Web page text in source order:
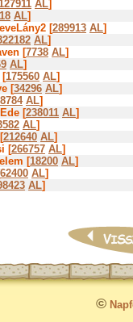
AL]
AL]
[289913 AL]
AL]
[7738 AL]
AL]
[175560 AL]
[34296 AL]
AL]
[238011 AL]
AL]
212640 AL]
[266757 AL]
[18200 AL]
62400 AL]
AL]
©